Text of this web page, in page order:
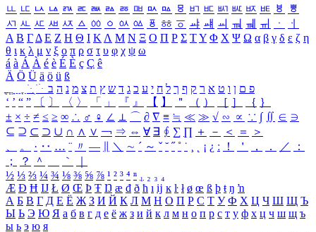
ㅥ ㅦ ㅧ ㅨ ㅩ ㅪ ㅫ ㅬ ㅭ ㅮ ㅯ ㅰ ㅱ ㅲ ㅳ ㅴ ㅵ ㅶ ㅷ ㅸ
ㅹ
ㅺ ㅻ ㅼ ㅽ ㅾ ㅿ ㆀ ㆁ ㆂ ㆃ ㆄ ㆅ ㆆ ㆇ ㆈ ㆉ ㆊ ㆋ ㆌ ㆍ
ㆎ
Α Β ΓΔ Ε Ζ Η Θ Ι ΚΛ Μ Ν Ξ Ο Π Ρ Σ ΤΥ Φ Χ Ψ Ω α β γ δ ε ζ η
θ ι κ λ μ ν ξ ο π ρ σ τ υ φ χ ψ ω
á à Á À é è É È ç Ç ê
Ä Ö Ü ä ö ü ß
ִֶֹ ֻּ ׁׂ פ ם ן ו ט א ר ק ף ך ל ח י ע כ ג ד ש ץ ת צ מ נ ה ב
‘ ’ “ ” 〔 〕 〈 〉 「 」 『 』 【 】 ＂ （ ） ［ ］ ｛ ｝
± × ÷ ≠ ≤ ≥ ∞ ∴ ♂ ♀ ∠ ⊥ ⌒ ∂ ∇ ≡ ≒ ≪ ≫ √ ∽ ∝ ∵ ∫ ∬ ∈ ∋
⊆ ⊇ ⊂ ⊃ ∪ ∩ ∧ ∨ ￢ ⇒ ⇔ ∀ ∃ ∮ ∑ ∏ ＋ － ＜ ＝
＞
、
。 · ‥ … ¨ 〃 ― ＼ ∼ ´ ～ ˇ ˘ ˝ ˚ ˙ ¸ ¡ ¿ ː ！ ＇ ， ． ／
：
；
？ ＾ ｀
½ ⅓ ⅔ ¼ ¾ ⅛ ⅜ ⅝ ⅞ ¹ ² ³ ⁴ ⁿ ₁ ₂ ₃ ₄
Æ Ð Ħ Ĳ Ł Ø Œ Þ Ŧ Ŋ æ đ ð ħ ı ĳ ĸ ŀ ł ø œ ß þ ŧ ŋ ŉ
А Б В Г Д Е Ё Ж З И Й К Л М Н О П Р С Т У Ф Х Ц Ч Ш Щ Ъ
Ы Ь Э Ю Я а б в г д е ё ж з и й к л м н о п р с т у ф х ц ч ш щ ъ
ы ь э ю я